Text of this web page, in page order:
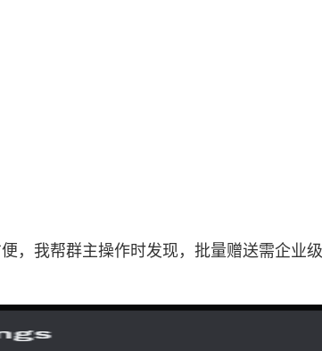
，我帮群主操作时发现，批量赠送需企业